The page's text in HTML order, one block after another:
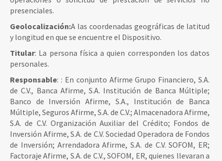
presenciales.
Geolocalización:A las coordenadas geográficas de latitud
y longitud en que se encuentre el Dispositivo.
Titular: La persona física a quien corresponden los datos
personales.
Responsable: : En conjunto Afirme Grupo Financiero, S.A.
de C.V., Banca Afirme, S.A. Institución de Banca Múltiple;
Banco de Inversión Afirme, S.A., Institución de Banca
Múltiple, Seguros Afirme, S.A. de C.V.; Almacenadora Afirme,
S.A. de C.V. Organización Auxiliar del Crédito; Fondos de
Inversión Afirme, S.A. de C.V. Sociedad Operadora de Fondos
de Inversión; Arrendadora Afirme, S.A. de C.V. SOFOM, ER;
Factoraje Afirme, S.A. de C.V., SOFOM, ER, quienes llevaran a